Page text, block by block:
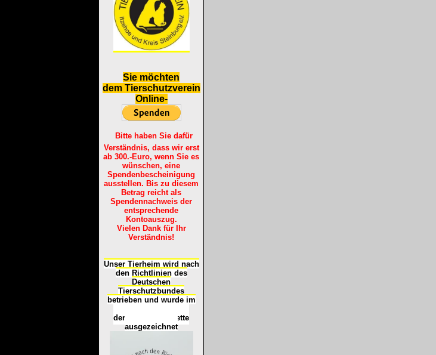
Sie möchten
dem Tierschutzverein
Online-
Bitte haben Sie dafür
Verständnis, dass wir erst
ab 300.-Euro, wenn Sie es
wünschen, eine
Spendenbescheinigung
ausstellen. Bis zu diesem
Betrag reicht als
Spendennachweis der
entsprechende
Kontoauszug.
Vielen Dank für Ihr
Verständnis!
Unser Tierheim wird nach
den Richtlinien des
Deutschen
Tierschutzbundes
betrieben und wurde im
der
Tierheimplakette
ausgezeichnet